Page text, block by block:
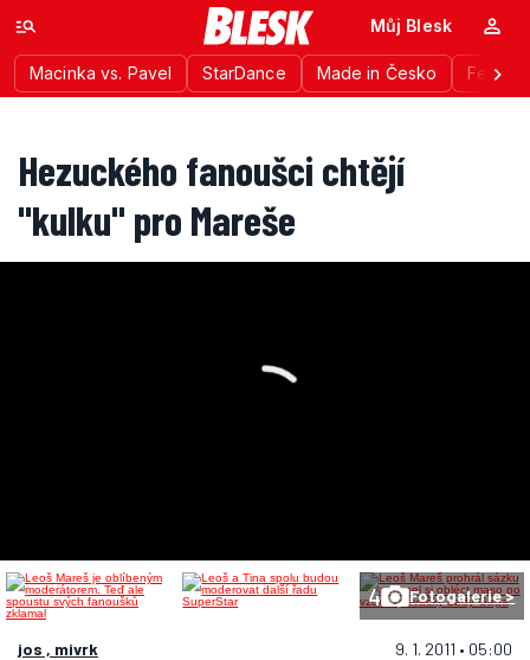
Macinka vs. Pavel StarDance Made in Česko
Můj Blesk
Hezuckého fanoušci chtějí
"kulku" pro Mareše
4 Fotogalerie >
jos , mivrk 9. 1. 2011 • 05:00